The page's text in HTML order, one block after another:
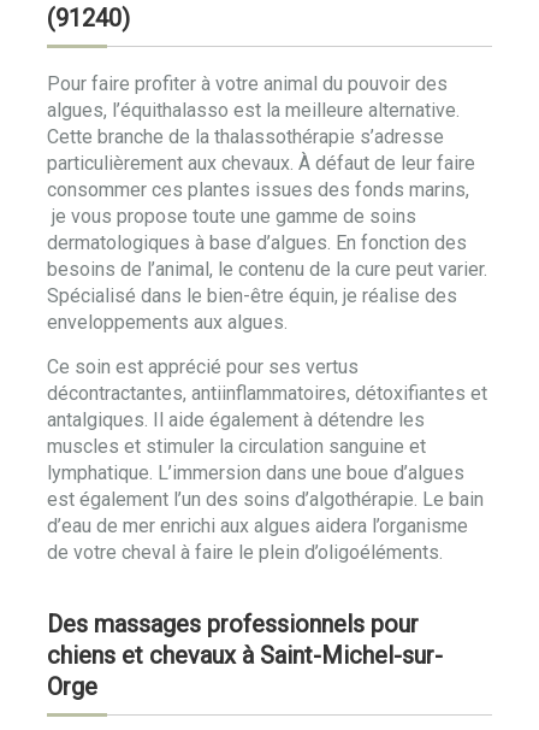
(91240)
Pour faire profiter à votre animal du pouvoir des
algues, l’équithalasso est la meilleure alternative.
Cette branche de la thalassothérapie s’adresse
particulièrement aux chevaux. À défaut de leur faire
consommer ces plantes issues des fonds marins,
je vous propose toute une gamme de soins
dermatologiques à base d’algues. En fonction des
besoins de l’animal, le contenu de la cure peut varier.
Spécialisé dans le bien-être équin, je réalise des
enveloppements aux algues.
Ce soin est apprécié pour ses vertus
décontractantes, antiinflammatoires, détoxifiantes et
antalgiques. Il aide également à détendre les
muscles et stimuler la circulation sanguine et
lymphatique. L’immersion dans une boue d’algues
est également l’un des soins d’algothérapie. Le bain
d’eau de mer enrichi aux algues aidera l’organisme
de votre cheval à faire le plein d’oligoéléments.
Des massages professionnels pour
chiens et chevaux à Saint-Michel-sur-
Orge